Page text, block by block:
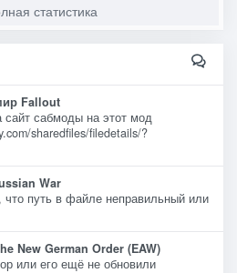
статистика
Fallout
сайт сабмоды на этот мод
sharedfiles/filedetails/?
War
путь в файле неправильный или
New German Order (EAW)
или его ещё не обновили